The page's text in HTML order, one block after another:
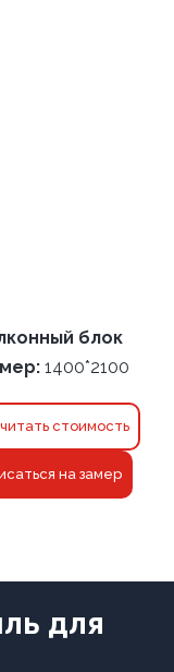
блок
1400*2100
стоимость
на замер
для